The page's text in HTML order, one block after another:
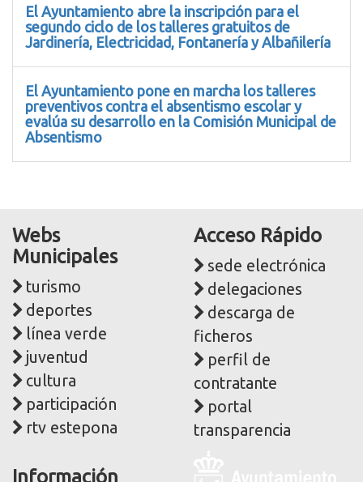
El Ayuntamiento abre la inscripción para el
segundo ciclo de los talleres gratuitos de
Jardinería, Electricidad, Fontanería y Albañilería
El Ayuntamiento pone en marcha los talleres
preventivos contra el absentismo escolar y
evalúa su desarrollo en la Comisión Municipal de
Absentismo
Webs
Municipales
turismo
deportes
línea verde
juventud
cultura
participación
rtv estepona
Acceso Rápido
sede electrónica
delegaciones
descarga de
ficheros
perfil de
contratante
portal
transparencia
Información